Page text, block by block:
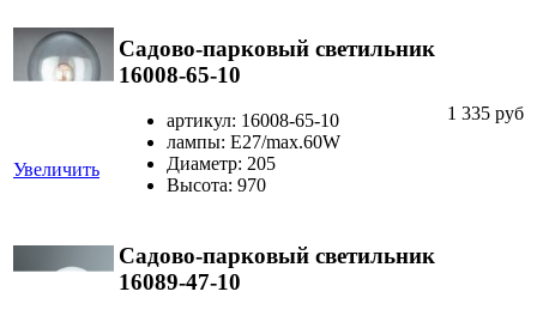
Увеличить
Садово-парковый светильник
16008-65-10
артикул: 16008-65-10
лампы: E27/max.60W
Диаметр: 205
Высота: 970
1 335 руб
Садово-парковый светильник
16089-47-10